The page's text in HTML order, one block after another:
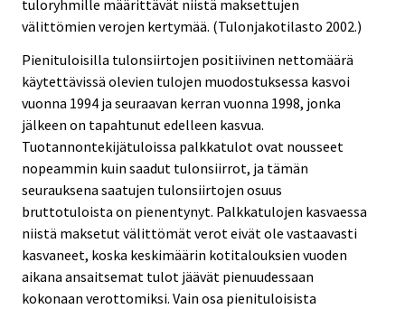
tuloryhmille määrittävät niistä maksettujen
välittömien verojen kertymää. (Tulonjakotilasto 2002.)
Pienituloisilla tulonsiirtojen positiivinen nettomäärä
käytettävissä olevien tulojen muodostuksessa kasvoi
vuonna 1994 ja seuraavan kerran vuonna 1998, jonka
jälkeen on tapahtunut edelleen kasvua.
Tuotannontekijätuloissa palkkatulot ovat nousseet
nopeammin kuin saadut tulonsiirrot, ja tämän
seurauksena saatujen tulonsiirtojen osuus
bruttotuloista on pienentynyt. Palkkatulojen kasvaessa
niistä maksetut välittömät verot eivät ole vastaavasti
kasvaneet, koska keskimäärin kotitalouksien vuoden
aikana ansaitsemat tulot jäävät pienuudessaan
kokonaan verottomiksi. Vain osa pienituloisista